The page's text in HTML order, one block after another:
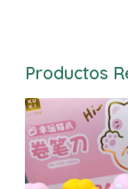
Productos